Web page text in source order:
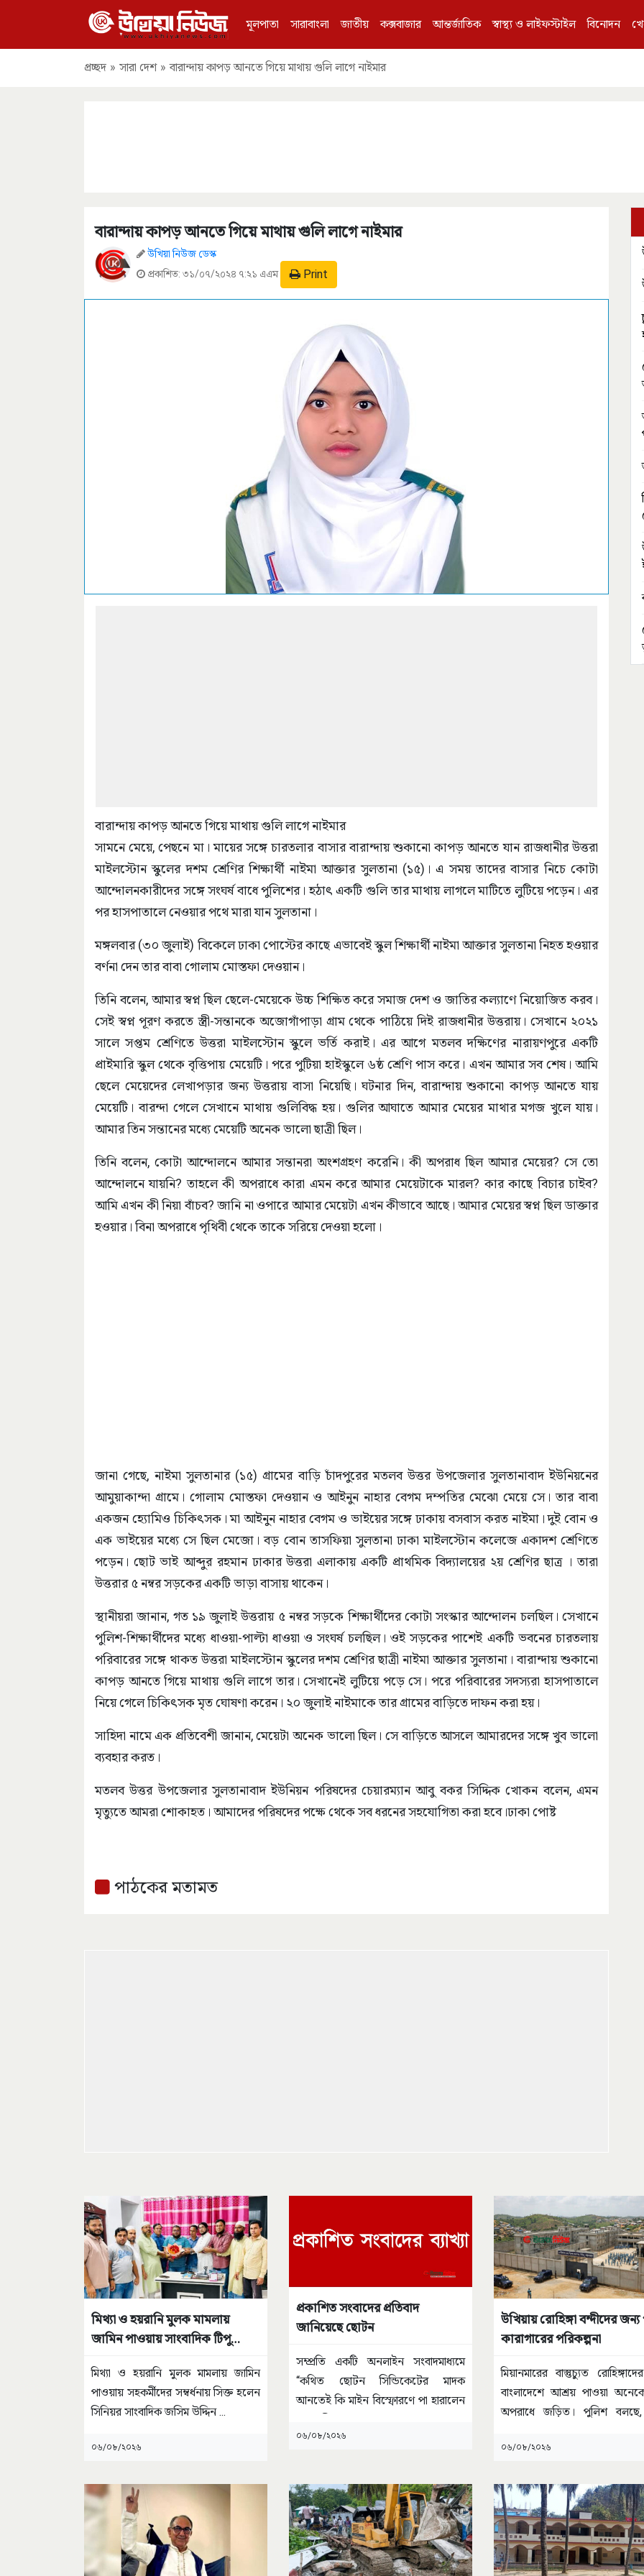
মূলপাতা সারাবাংলা জাতীয় কক্সবাজার আন্তর্জাতিক স্বাস্থ্য ও লাইফস্টাইল বিনোদন
প্রচ্ছদ » সারা দেশ » বারান্দায় কাপড় আনতে গিয়ে মাথায় গুলি লাগে নাইমার
বারান্দায় কাপড় আনতে গিয়ে মাথায় গুলি লাগে নাইমার
উখিয়া নিউজ ডেস্ক
প্রকাশিত:৩১/০৭/২০২৪ ৭:২১ এএম Print
বারান্দায় কাপড় আনতে গিয়ে মাথায় গুলি লাগে নাইমার
সামনে মেয়ে, পেছনে মা। মায়ের সঙ্গে চারতলার বাসার বারান্দায় শুকানো কাপড় আনতে যান রাজধানীর উত্তরা
মাইলস্টোন স্কুলের দশম শ্রেণির শিক্ষার্থী নাইমা আক্তার সুলতানা (১৫)। এ সময় তাদের বাসার নিচে কোটা
আন্দোলনকারীদের সঙ্গে সংঘর্ষ বাধে পুলিশের। হঠাৎ একটি গুলি তার মাথায় লাগলে মাটিতে লুটিয়ে পড়েন। এর
পর হাসপাতালে নেওয়ার পথে মারা যান সুলতানা।
মঙ্গলবার (৩০ জুলাই) বিকেলে ঢাকা পোস্টের কাছে এভাবেই স্কুল শিক্ষার্থী নাইমা আক্তার সুলতানা নিহত হওয়ার
বর্ণনা দেন তার বাবা গোলাম মোস্তফা দেওয়ান।
তিনি বলেন, আমার স্বপ্ন ছিল ছেলে-মেয়েকে উচ্চ শিক্ষিত করে সমাজ দেশ ও জাতির কল্যাণে নিয়োজিত করব।
সেই স্বপ্ন পূরণ করতে স্ত্রী-সন্তানকে অজোগাঁপাড়া গ্রাম থেকে পাঠিয়ে দিই রাজধানীর উত্তরায়। সেখানে ২০২১
সালে সপ্তম শ্রেণিতে উত্তরা মাইলস্টোন স্কুলে ভর্তি করাই। এর আগে মতলব দক্ষিণের নারায়ণপুরে একটি
প্রাইমারি স্কুল থেকে বৃত্তিপায় মেয়েটি। পরে পুটিয়া হাইস্কুলে ৬ষ্ঠ শ্রেণি পাস করে। এখন আমার সব শেষ। আমি
ছেলে মেয়েদের লেখাপড়ার জন্য উত্তরায় বাসা নিয়েছি। ঘটনার দিন, বারান্দায় শুকানো কাপড় আনতে যায়
মেয়েটি। বারন্দা গেলে সেখানে মাথায় গুলিবিদ্ধ হয়। গুলির আঘাতে আমার মেয়ের মাথার মগজ খুলে যায়।
আমার তিন সন্তানের মধ্যে মেয়েটি অনেক ভালো ছাত্রী ছিল।
তিনি বলেন, কোটা আন্দোলনে আমার সন্তানরা অংশগ্রহণ করেনি। কী অপরাধ ছিল আমার মেয়ের? সে তো
আন্দোলনে যায়নি? তাহলে কী অপরাধে কারা এমন করে আমার মেয়েটাকে মারল? কার কাছে বিচার চাইব?
আমি এখন কী নিয়া বাঁচব? জানি না ওপারে আমার মেয়েটা এখন কীভাবে আছে। আমার মেয়ের স্বপ্ন ছিল ডাক্তার
হওয়ার। বিনা অপরাধে পৃথিবী থেকে তাকে সরিয়ে দেওয়া হলো।
জানা গেছে, নাইমা সুলতানার (১৫) গ্রামের বাড়ি চাঁদপুরের মতলব উত্তর উপজেলার সুলতানাবাদ ইউনিয়নের
আমুয়াকান্দা গ্রামে। গোলাম মোস্তফা দেওয়ান ও আইনুন নাহার বেগম দম্পতির মেঝো মেয়ে সে। তার বাবা
একজন হ্যোমিও চিকিৎসক। মা আইনুন নাহার বেগম ও ভাইয়ের সঙ্গে ঢাকায় বসবাস করত নাইমা। দুই বোন ও
এক ভাইয়ের মধ্যে সে ছিল মেজো। বড় বোন তাসফিয়া সুলতানা ঢাকা মাইলস্টোন কলেজে একাদশ শ্রেণিতে
পড়েন। ছোট ভাই আব্দুর রহমান ঢাকার উত্তরা এলাকায় একটি প্রাথমিক বিদ্যালয়ের ২য় শ্রেণির ছাত্র । তারা
উত্তরার ৫ নম্বর সড়কের একটি ভাড়া বাসায় থাকেন।
স্থানীয়রা জানান, গত ১৯ জুলাই উত্তরায় ৫ নম্বর সড়কে শিক্ষার্থীদের কোটা সংস্কার আন্দোলন চলছিল। সেখানে
পুলিশ-শিক্ষার্থীদের মধ্যে ধাওয়া-পাল্টা ধাওয়া ও সংঘর্ষ চলছিল। ওই সড়কের পাশেই একটি ভবনের চারতলায়
পরিবারের সঙ্গে থাকত উত্তরা মাইলস্টোন স্কুলের দশম শ্রেণির ছাত্রী নাইমা আক্তার সুলতানা। বারান্দায় শুকানো
কাপড় আনতে গিয়ে মাথায় গুলি লাগে তার। সেখানেই লুটিয়ে পড়ে সে। পরে পরিবারের সদস্যরা হাসপাতালে
নিয়ে গেলে চিকিৎসক মৃত ঘোষণা করেন। ২০ জুলাই নাইমাকে তার গ্রামের বাড়িতে দাফন করা হয়।
সাহিদা নামে এক প্রতিবেশী জানান, মেয়েটা অনেক ভালো ছিল। সে বাড়িতে আসলে আমারদের সঙ্গে খুব ভালো
ব্যবহার করত।
মতলব উত্তর উপজেলার সুলতানাবাদ ইউনিয়ন পরিষদের চেয়ারম্যান আবু বকর সিদ্দিক খোকন বলেন, এমন
মৃত্যুতে আমরা শোকাহত। আমাদের পরিষদের পক্ষে থেকে সব ধরনের সহযোগিতা করা হবে।ঢাকা পোষ্ট
পাঠকের মতামত
মিথ্যা ও হয়রানি মুলক মামলায়
জামিন পাওয়ায় সাংবাদিক টিপু
মিথ্যা ও হয়রানি মুলক মামলায় জামিন
পাওয়ায় সহকর্মীদের সম্বর্ধনায় সিক্ত হলেন
সিনিয়র সাংবাদিক জসিম উদ্দিন...
০৬/০৮/২০২৬
প্রকাশিত সংবাদের প্রতিবাদ
জানিয়েছে ছোটন
সম্প্রতি একটি অনলাইন সংবাদমাধ্যমে
“কথিত ছোটন সিন্ডিকেটের মাদক
আনতেই কি মাইন বিস্ফোরণে পা হারালেন
০৬/০৮/২০২৬
উখিয়ায় রোহিঙ্গা বন্দীদের
কারাগারের পরিকল্পনা
মিয়ানমারের বাস্তুচ্যুত
বাংলাদেশে আশ্রয় পাওয়া
অপরাধে জড়িত। পুলিশ
০৬/০৮/২০২৬